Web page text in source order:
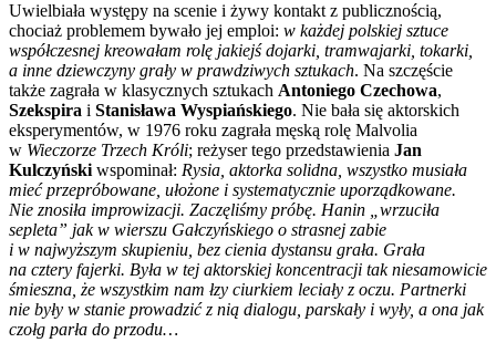
Uwielbiała występy na scenie i żywy kontakt z publicznością,
chociaż problemem bywało jej emploi: w każdej polskiej sztuce
współczesnej kreowałam rolę jakiejś dojarki, tramwajarki, tokarki,
a inne dziewczyny grały w prawdziwych sztukach. Na szczęście
także zagrała w klasycznych sztukach Antoniego Czechowa,
Szekspira i Stanisława Wyspiańskiego. Nie bała się aktorskich
eksperymentów, w 1976 roku zagrała męską rolę Malvolia
w Wieczorze Trzech Króli; reżyser tego przedstawienia Jan
Kulczyńskiwspominał: Rysia, aktorka solidna, wszystko musiała
mieć przepróbowane, ułożone i systematycznie uporządkowane.
Nie znosiła improwizacji. Zaczęliśmy próbę. Hanin „wrzuciła
sepleta” jak w wierszu Gałczyńskiego o strasnej zabie
i w najwyższym skupieniu, bez cienia dystansu grała. Grała
na cztery fajerki. Była w tej aktorskiej koncentracji tak niesamowicie
śmieszna, że wszystkim nam łzy ciurkiem leciały z oczu. Partnerki
nie były w stanie prowadzić z nią dialogu, parskały i wyły, a ona jak
czołg parła do przodu…